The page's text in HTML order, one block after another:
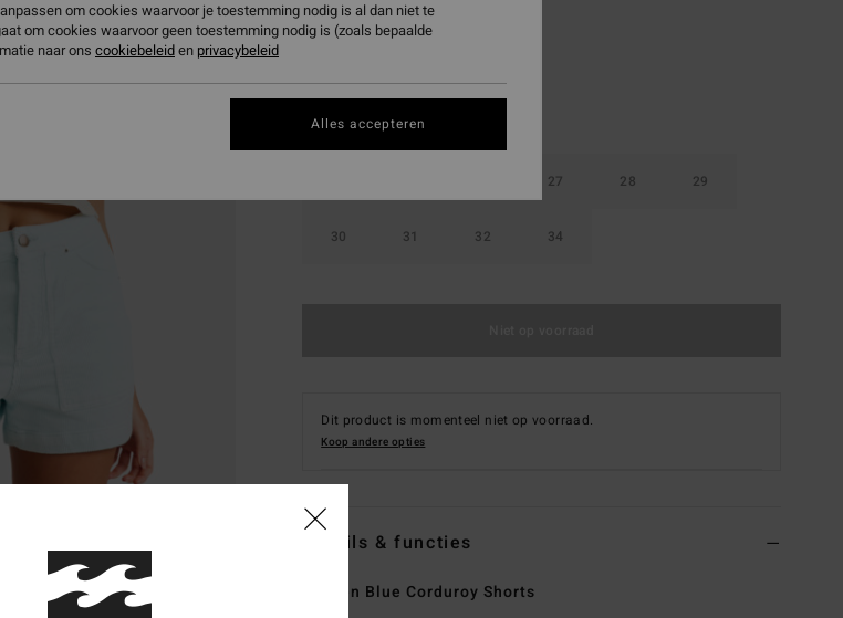
27 28 29
30 31 32 34
Dit product is momenteel niet op voorraad.
Koop andere opties
Details & functies
Women Blue Corduroy Shorts
om cookies waarvoor je toestemming nodig is al dan niet te
om cookies waarvoor geen toestemming nodig is (zoals bepaalde
naar ons cookiebeleiden privacybeleid
Alles accepteren